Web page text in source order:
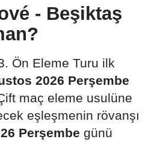
- Beşiktaş
Ön Eleme Turu ilk
2026 Perşembe
maç eleme usulüne
eşleşmenin rövanşı
Perşembe günü